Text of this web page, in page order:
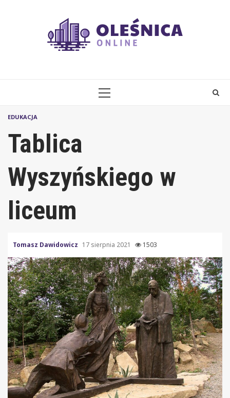
PRIMARY
EDUKACJA
Tablica
Wyszyńskiego w
liceum
Tomasz Dawidowicz 17 sierpnia 2021 1503